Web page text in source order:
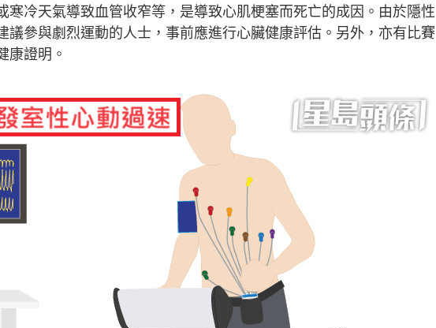
寒冷天氣導致血管收窄等，是導致心肌梗塞而死亡的成因。由於隱性
議參與劇烈運動的人士，事前應進行心臟健康評估。另外，亦有比賽
康證明。